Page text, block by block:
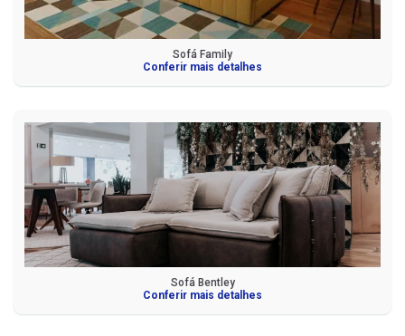
Sofá Family
Conferir mais detalhes
Sofá Bentley
Conferir mais detalhes